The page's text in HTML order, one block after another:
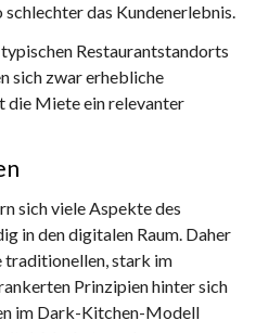
das Kundenerlebnis.
Restaurantstandorts
sich zwar erhebliche
die Miete ein relevanter
sich viele Aspekte des
in den digitalen Raum. Daher
traditionellen, stark im
Prinzipien hinter sich
im Dark-Kitchen-Modell